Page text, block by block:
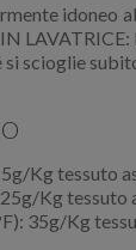
idoneo
scioglie
Kg tessuto
Kg tessuto
35g/Kg